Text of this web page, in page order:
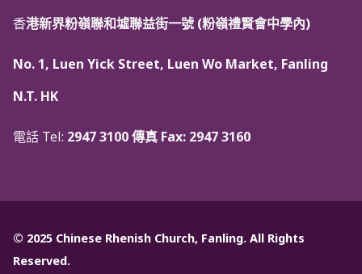
香港新界粉嶺聯和墟聯益街一號 (粉嶺禮賢會中學內)
No. 1, Luen Yick Street, Luen Wo Market, Fanling
N.T. HK
電話 Tel: 2947 3100 傳真 Fax: 2947 3160
© 2025 Chinese Rhenish Church, Fanling. All Rights
Reserved.